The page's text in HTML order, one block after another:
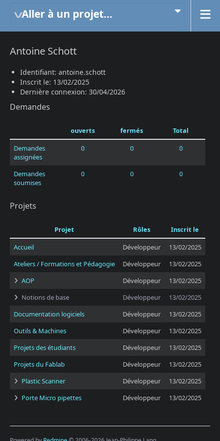
Aller à un projet...
Antoine Schott
Identifiant: antoine.schott
Inscrit le: 13/02/2025
Dernière connexion: 30/04/2026
Demandes
ouverts fermés
Total
Demandes
assignées
0 0 0
Demandes
soumises
0 0 0
Projets
Projet Rôles
Inscrit le
Accueil
Développeur
13/02/2025
Ateliers / Formations et Pédagogie
Développeur
13/02/2025
AOP
Développeur
13/02/2025
Notions de base
Développeur
13/02/2025
Documentation logiciels
Développeur
13/02/2025
Outils & Machines
Développeur
13/02/2025
Projets des étudiants
Développeur
13/02/2025
Projets du Fablab
Développeur
13/02/2025
Plastic Scanner
Développeur
13/02/2025
Porte Micro pipettes
Développeur 13/02/2025